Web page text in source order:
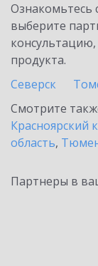
выберите
продукта.
Северск
Смотрите
Красноярский
область,
Партнеры в